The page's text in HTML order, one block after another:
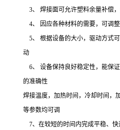
3、 焊接面可允许塑料余量补偿
4、 因应各种材料的需要，可调
5、 根据设备的大小，驱动方式
动
6、 设备保持良好稳定性，能保
的准确性
焊接温度，加热时间，冷却时间，
等参数均可调
7、在较短的时间内完成平稳、快